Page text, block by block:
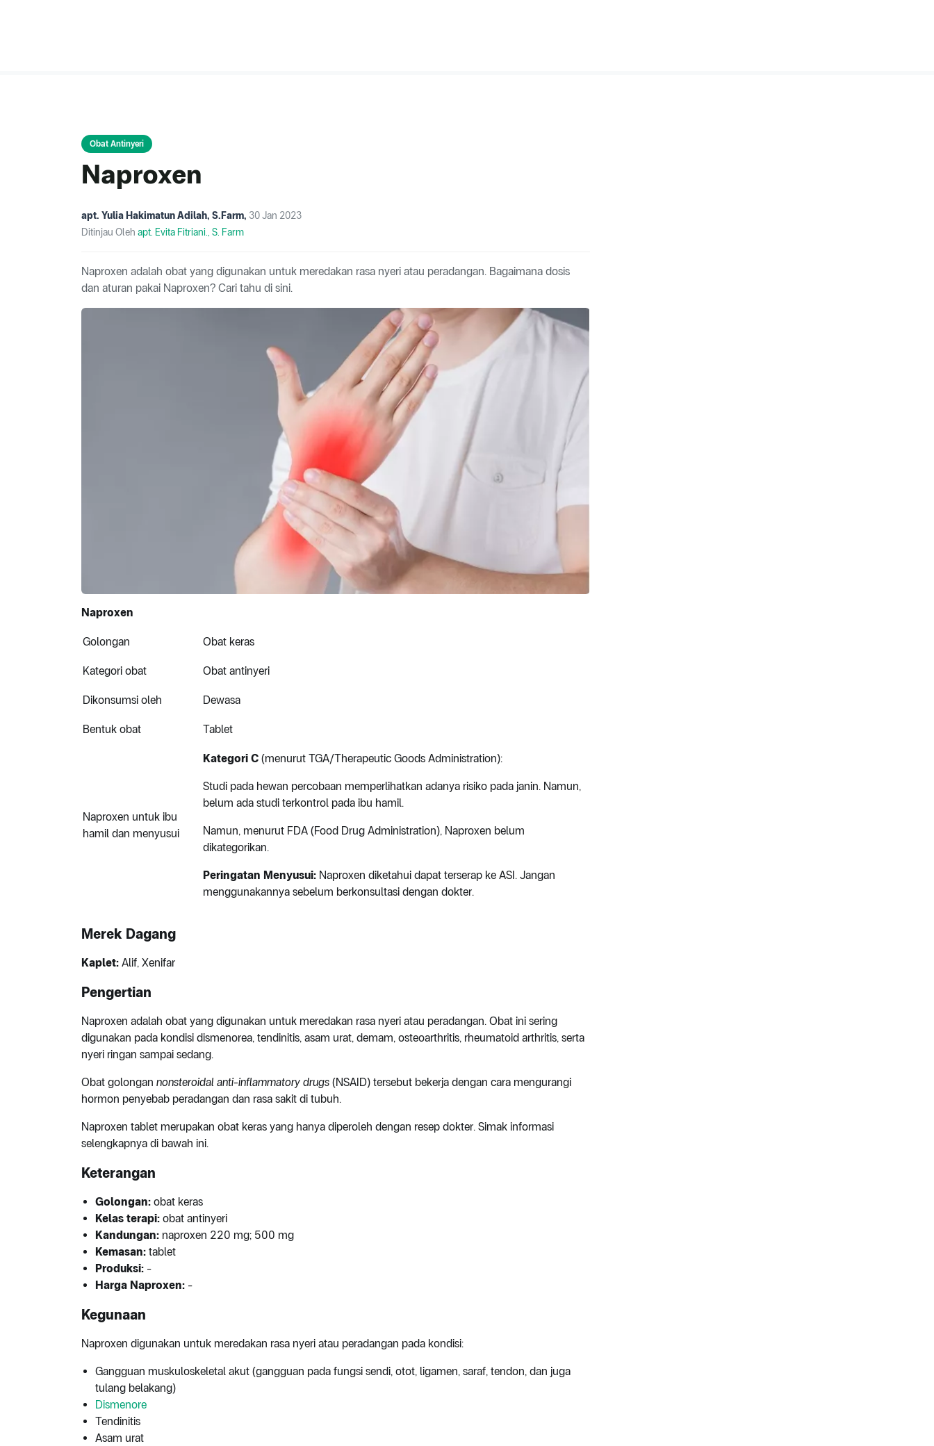
Obat Antinyeri
Naproxen
apt. Yulia Hakimatun Adilah, S.Farm, 30 Jan 2023
Ditinjau Oleh apt. Evita Fitriani., S. Farm
Naproxen adalah obat yang digunakan untuk meredakan rasa nyeri atau peradangan. Bagaimana dosis
dan aturan pakai Naproxen? Cari tahu di sini.
Naproxen
Golongan Obat keras
Kategori obat Obat antinyeri
Dikonsumsi oleh Dewasa
Bentuk obat Tablet
Naproxen untuk ibu
hamil dan menyusui
Kategori C (menurut TGA/Therapeutic Goods Administration):
Studi pada hewan percobaan memperlihatkan adanya risiko pada janin. Namun,
belum ada studi terkontrol pada ibu hamil.
Namun, menurut FDA (Food Drug Administration), Naproxen belum
dikategorikan.
Peringatan Menyusui: Naproxen diketahui dapat terserap ke ASI. Jangan
menggunakannya sebelum berkonsultasi dengan dokter.
Merek Dagang
Kaplet: Alif, Xenifar
Pengertian
Naproxen adalah obat yang digunakan untuk meredakan rasa nyeri atau peradangan. Obat ini sering
digunakan pada kondisi dismenorea, tendinitis, asam urat, demam, osteoarthritis, rheumatoid arthritis, serta
nyeri ringan sampai sedang.
Obat golongan nonsteroidal anti-inflammatory drugs (NSAID) tersebut bekerja dengan cara mengurangi
hormon penyebab peradangan dan rasa sakit di tubuh.
Naproxen tablet merupakan obat keras yang hanya diperoleh dengan resep dokter. Simak informasi
selengkapnya di bawah ini.
Keterangan
Golongan: obat keras
Kelas terapi: obat antinyeri
Kandungan: naproxen 220 mg; 500 mg
Kemasan: tablet
Produksi: -
Harga Naproxen: -
Kegunaan
Naproxen digunakan untuk meredakan rasa nyeri atau peradangan pada kondisi:
Gangguan muskuloskeletal akut (gangguan pada fungsi sendi, otot, ligamen, saraf, tendon, dan juga
tulang belakang)
Dismenore
Tendinitis
Asam urat